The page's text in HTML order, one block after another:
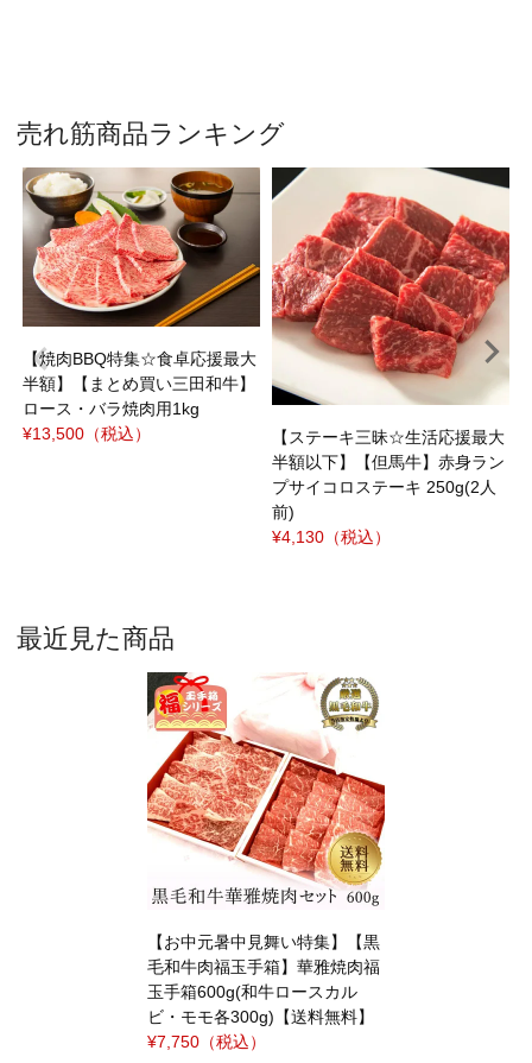
売れ筋商品ランキング
【焼肉BBQ特集☆食卓応援最大
半額】【まとめ買い三田和牛】
ロース・バラ焼肉用1kg
¥13,500 （税込）
【ステーキ三昧☆生活応援最大
半額以下】【但馬牛】赤身ラン
プサイコロステーキ 250g(2人
前)
¥4,130 （税込）
最近見た商品
【お中元暑中見舞い特集】【黒
毛和牛肉福玉手箱】華雅焼肉福
玉手箱600g(和牛ロースカル
ビ・モモ各300g)【送料無料】
¥7,750 （税込）